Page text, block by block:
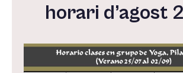
horari d’agost